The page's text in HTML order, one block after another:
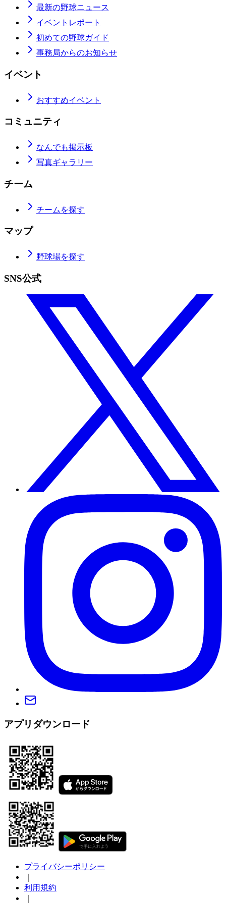
最新の野球ニュース
イベントレポート
初めての野球ガイド
事務局からのお知らせ
イベント
おすすめイベント
コミュニティ
なんでも掲示板
写真ギャラリー
チーム
チームを探す
マップ
野球場を探す
SNS公式
アプリダウンロード
プライバシーポリシー
利用規約